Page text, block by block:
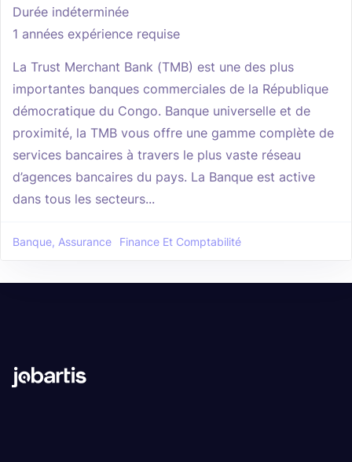
Durée indéterminée
1 années expérience requise
La Trust Merchant Bank (TMB) est une des plus
importantes banques commerciales de la République
démocratique du Congo. Banque universelle et de
proximité, la TMB vous offre une gamme complète de
services bancaires à travers le plus vaste réseau
d’agences bancaires du pays. La Banque est active
dans tous les secteurs...
Banque, Assurance Finance Et Comptabilité